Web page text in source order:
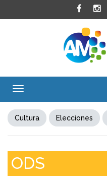
Toggle
Cultura Elecciones
ODS